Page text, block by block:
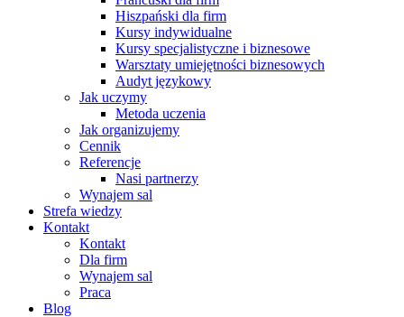
Hiszpański dla firm
Kursy indywidualne
Kursy specjalistyczne i biznesowe
Warsztaty umiejętności biznesowych
Audyt językowy
Jak uczymy
Metoda uczenia
Jak organizujemy
Cennik
Referencje
Nasi partnerzy
Wynajem sal
Strefa wiedzy
Kontakt
Kontakt
Dla firm
Wynajem sal
Praca
Blog